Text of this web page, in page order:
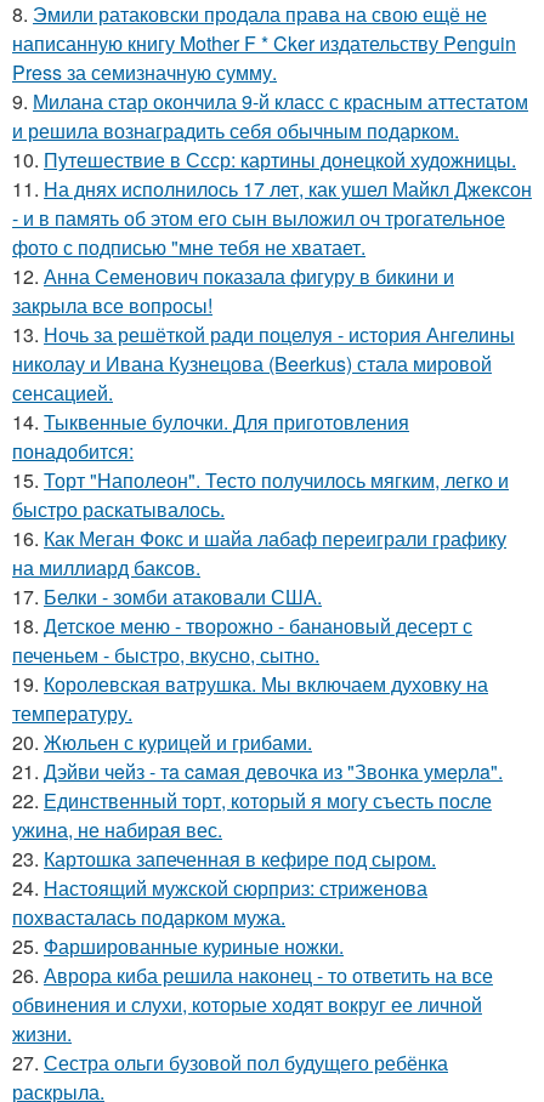
8. Эмили ратаковски продала права на свою ещё не
написанную книгу Mother F * Cker издательству Penguin
Press за семизначную сумму.
9. Милана стар окончила 9-й класс с красным аттестатом
и решила вознаградить себя обычным подарком.
10. Путешествие в Ссср: картины донецкой художницы.
11. На днях исполнилось 17 лет, как ушел Майкл Джексон
- и в память об этом его сын выложил оч трогательное
фото с подписью "мне тебя не хватает.
12. Анна Семенович показала фигуру в бикини и
закрыла все вопросы!
13. Ночь за решёткой ради поцелуя - история Ангелины
николау и Ивана Кузнецова (Beerkus) стала мировой
сенсацией.
14. Тыквенные булочки. Для приготовления
понадобится:
15. Торт "Наполеон". Тесто получилось мягким, легко и
быстро раскатывалось.
16. Как Меган Фокс и шайа лабаф переиграли графику
на миллиард баксов.
17. Белки - зомби атаковали США.
18. Детское меню - творожно - банановый десерт с
печеньем - быстро, вкусно, сытно.
19. Королевская ватрушка. Мы включаем духовку на
температуру.
20. Жюльен с курицей и грибами.
21. Дэйви чeйз - тa caмaя дeвoчкa из "Звoнкa умepлa".
22. Единственный торт, который я могу съесть после
ужина, не набирая вес.
23. Картошка запеченная в кефире под сыром.
24. Настоящий мужской сюрприз: стриженова
похвасталась подарком мужа.
25. Фаршированные куриные ножки.
26. Аврора киба решила наконец - то ответить на все
обвинения и слухи, которые ходят вокруг ее личной
жизни.
27. Сестра ольги бузовой пол будущего ребёнка
раскрыла.